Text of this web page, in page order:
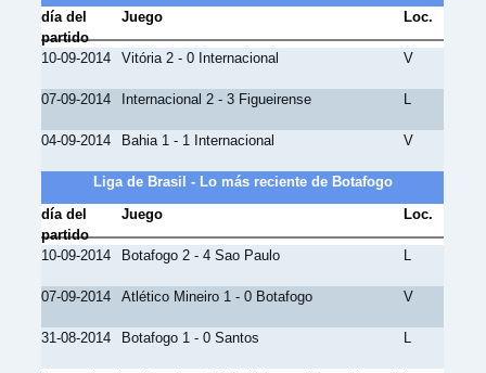
día del
partido
Juego Loc.
10-09-2014 Vitória 2 - 0 Internacional V
07-09-2014 Internacional 2 - 3 Figueirense L
04-09-2014 Bahia 1 - 1 Internacional V
Liga de Brasil - Lo más reciente de Botafogo
día del
partido
Juego Loc.
10-09-2014 Botafogo 2 - 4 Sao Paulo L
07-09-2014 Atlético Mineiro 1 - 0 Botafogo V
31-08-2014 Botafogo 1 - 0 Santos L